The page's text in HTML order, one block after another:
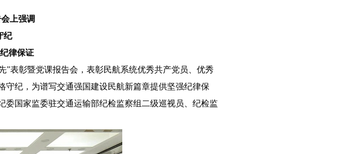
上强调
纪
律保证
”表彰暨党课报告会，表彰民航系统优秀共产党员、优秀
守纪，为谱写交通强国建设民航新篇章提供坚强纪律保
国家监委驻交通运输部纪检监察组二级巡视员、纪检监